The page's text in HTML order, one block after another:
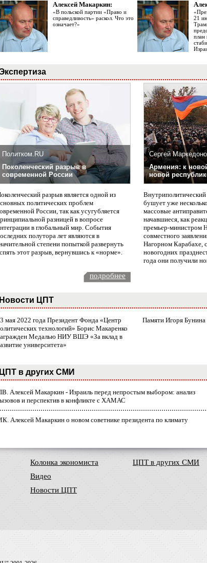
Алексей Макаркин:
«В польской партии «Право и
справедливость» раскол. Что это
означает?»
21
план
Политком.RU
Поколенческий разрыв в
современной России
разрыв является одной из
политических проблем
России, так как усугубляется
разницей в вопросе
в глобальный мир. События
полутора лет являются в
степени попыткой развернуть
этот разрыв, вернувшись к «норме».
Сергей
Армения: к
новой
бушует уже
массовые
начавшиеся, как
премьер-министром
совместного
Нагорном Карабахе,
новогодних
года они получили
подробнее
Новости ЦПТ
мая 2022 года Президент Фонда «Центр
технологий» Борис Макаренко
Медалью НИУ ВШЭ «За вклад в
университета»
Памяти Игоря Бунина
ЦПТ в других СМИ
Алексей Макаркин - Израиль перед непростым выбором: анализ
и перспектив в конфликте с ХАМАС
Алексей Макаркин о новом советнике президента по климату
Колонка экономиста
Видео
Новости ЦПТ
ЦПТ в других СМИ